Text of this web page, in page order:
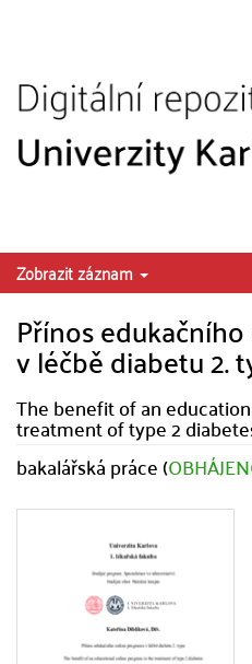
Zobrazit záznam
Přínos
v léčbě diabetu 2.
The benefit of an
treatment of type 2
bakalářská práce (